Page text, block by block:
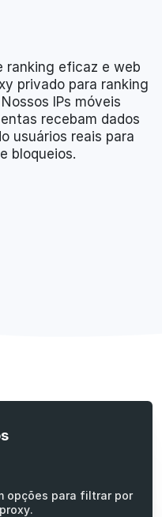
ranking eficaz e web
privado para ranking
IPs móveis
recebam dados
usuários reais para
bloqueios.
opções para filtrar por